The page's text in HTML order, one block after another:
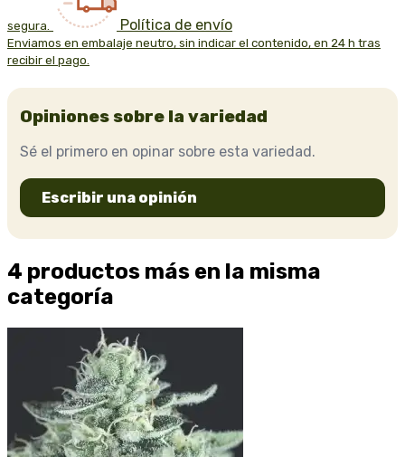
segura. Política de envío
Enviamos en embalaje neutro, sin indicar el contenido, en 24 h tras
recibir el pago.
Opiniones sobre la variedad
Sé el primero en opinar sobre esta variedad.
Escribir una opinión
4 productos más en la misma
categoría